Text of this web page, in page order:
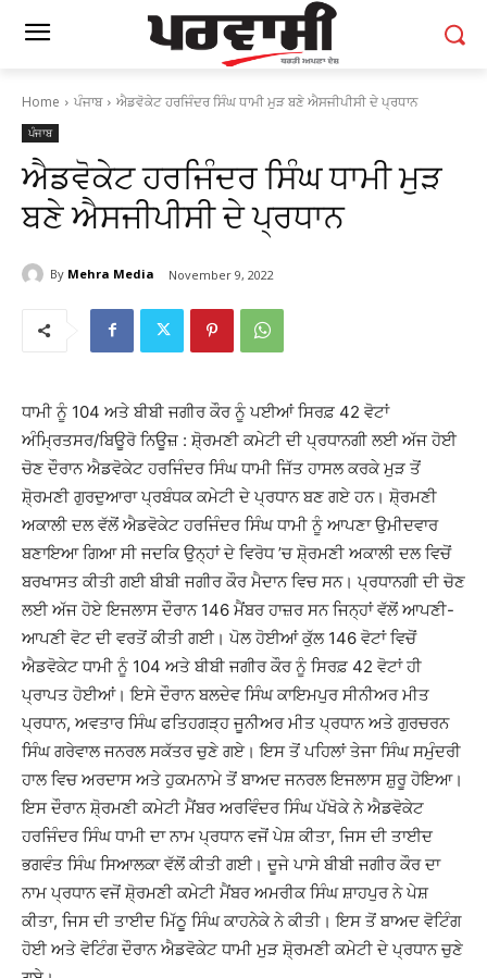
Home ਪੰਜਾਬ ਐਡਵੋਕੇਟ ਹਰਜਿੰਦਰ ਸਿੰਘ ਧਾਮੀ ਮੁੜ ਬਣੇ ਐਸਜੀਪੀਸੀ ਦੇ ਪ੍ਰਧਾਨ
ਪੰਜਾਬ
ਐਡਵੋਕੇਟ ਹਰਜਿੰਦਰ ਸਿੰਘ ਧਾਮੀ ਮੁੜ
ਬਣੇ ਐਸਜੀਪੀਸੀ ਦੇ ਪ੍ਰਧਾਨ
By Mehra Media November 9, 2022
ਧਾਮੀ ਨੂੰ 104 ਅਤੇ ਬੀਬੀ ਜਗੀਰ ਕੌਰ ਨੂੰ ਪਈਆਂ ਸਿਰਫ਼ 42 ਵੋਟਾਂ
ਅੰਮਿ੍ਰਤਸਰ/ਬਿਊਰੋ ਨਿਊਜ਼ : ਸ਼ੋ੍ਰਮਣੀ ਕਮੇਟੀ ਦੀ ਪ੍ਰਧਾਨਗੀ ਲਈ ਅੱਜ ਹੋਈ
ਚੋਣ ਦੌਰਾਨ ਐਡਵੋਕੇਟ ਹਰਜਿੰਦਰ ਸਿੰਘ ਧਾਮੀ ਜਿੱਤ ਹਾਸਲ ਕਰਕੇ ਮੁੜ ਤੋਂ
ਸ਼ੋ੍ਰਮਣੀ ਗੁਰਦੁਆਰਾ ਪ੍ਰਬੰਧਕ ਕਮੇਟੀ ਦੇ ਪ੍ਰਧਾਨ ਬਣ ਗਏ ਹਨ। ਸ਼ੋ੍ਰਮਣੀ
ਅਕਾਲੀ ਦਲ ਵੱਲੋਂ ਐਡਵੋਕੇਟ ਹਰਜਿੰਦਰ ਸਿੰਘ ਧਾਮੀ ਨੂੰ ਆਪਣਾ ਉਮੀਦਵਾਰ
ਬਣਾਇਆ ਗਿਆ ਸੀ ਜਦਕਿ ਉਨ੍ਹਾਂ ਦੇ ਵਿਰੋਧ ’ਚ ਸ਼ੋ੍ਰਮਣੀ ਅਕਾਲੀ ਦਲ ਵਿਚੋਂ
ਬਰਖਾਸਤ ਕੀਤੀ ਗਈ ਬੀਬੀ ਜਗੀਰ ਕੌਰ ਮੈਦਾਨ ਵਿਚ ਸਨ। ਪ੍ਰਧਾਨਗੀ ਦੀ ਚੋਣ
ਲਈ ਅੱਜ ਹੋਏ ਇਜਲਾਸ ਦੌਰਾਨ 146 ਮੈਂਬਰ ਹਾਜ਼ਰ ਸਨ ਜਿਨ੍ਹਾਂ ਵੱਲੋਂ ਆਪਣੀ-
ਆਪਣੀ ਵੋਟ ਦੀ ਵਰਤੋਂ ਕੀਤੀ ਗਈ। ਪੋਲ ਹੋਈਆਂ ਕੁੱਲ 146 ਵੋਟਾਂ ਵਿਚੋਂ
ਐਡਵੋਕੇਟ ਧਾਮੀ ਨੂੰ 104 ਅਤੇ ਬੀਬੀ ਜਗੀਰ ਕੌਰ ਨੂੰ ਸਿਰਫ਼ 42 ਵੋਟਾਂ ਹੀ
ਪ੍ਰਾਪਤ ਹੋਈਆਂ। ਇਸੇ ਦੌਰਾਨ ਬਲਦੇਵ ਸਿੰਘ ਕਾਇਮਪੁਰ ਸੀਨੀਅਰ ਮੀਤ
ਪ੍ਰਧਾਨ, ਅਵਤਾਰ ਸਿੰਘ ਫਤਿਹਗੜ੍ਹ ਜੂਨੀਅਰ ਮੀਤ ਪ੍ਰਧਾਨ ਅਤੇ ਗੁਰਚਰਨ
ਸਿੰਘ ਗਰੇਵਾਲ ਜਨਰਲ ਸਕੱਤਰ ਚੁਣੇ ਗਏ। ਇਸ ਤੋਂ ਪਹਿਲਾਂ ਤੇਜਾ ਸਿੰਘ ਸਮੁੰਦਰੀ
ਹਾਲ ਵਿਚ ਅਰਦਾਸ ਅਤੇ ਹੁਕਮਨਾਮੇ ਤੋਂ ਬਾਅਦ ਜਨਰਲ ਇਜਲਾਸ ਸ਼ੁਰੂ ਹੋਇਆ।
ਇਸ ਦੌਰਾਨ ਸ਼ੋ੍ਰਮਣੀ ਕਮੇਟੀ ਮੈਂਬਰ ਅਰਵਿੰਦਰ ਸਿੰਘ ਪੱਖੋਕੇ ਨੇ ਐਡਵੋਕੇਟ
ਹਰਜਿੰਦਰ ਸਿੰਘ ਧਾਮੀ ਦਾ ਨਾਮ ਪ੍ਰਧਾਨ ਵਜੋਂ ਪੇਸ਼ ਕੀਤਾ, ਜਿਸ ਦੀ ਤਾਈਦ
ਭਗਵੰਤ ਸਿੰਘ ਸਿਆਲਕਾ ਵੱਲੋਂ ਕੀਤੀ ਗਈ। ਦੂਜੇ ਪਾਸੇ ਬੀਬੀ ਜਗੀਰ ਕੌਰ ਦਾ
ਨਾਮ ਪ੍ਰਧਾਨ ਵਜੋਂ ਸ਼ੋ੍ਰਮਣੀ ਕਮੇਟੀ ਮੈਂਬਰ ਅਮਰੀਕ ਸਿੰਘ ਸ਼ਾਹਪੁਰ ਨੇ ਪੇਸ਼
ਕੀਤਾ, ਜਿਸ ਦੀ ਤਾਈਦ ਮਿੱਠੂ ਸਿੰਘ ਕਾਹਨੇਕੇ ਨੇ ਕੀਤੀ। ਇਸ ਤੋਂ ਬਾਅਦ ਵੋਟਿੰਗ
ਹੋਈ ਅਤੇ ਵੋਟਿੰਗ ਦੌਰਾਨ ਐਡਵੋਕੇਟ ਧਾਮੀ ਮੁੜ ਸ਼ੋ੍ਰਮਣੀ ਕਮੇਟੀ ਦੇ ਪ੍ਰਧਾਨ ਚੁਣੇ